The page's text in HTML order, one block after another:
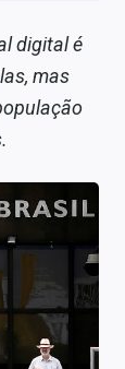
digital é
mas